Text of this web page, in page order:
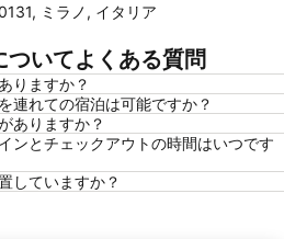
Bergamo Città Alta
Duomo Metro Station
Porta Venezia
港
Caiazzo Metro Station
Mediolanum Forum
Museo del Duomo di Milano
ミラノ, イタリア
いてよくある質問
りますか？
連れての宿泊は可能ですか？
ありますか？
ンとチェックアウトの時間はいつです
していますか？